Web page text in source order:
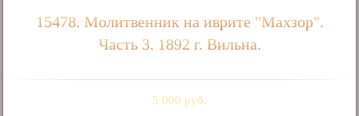
15478. Молитвенник на иврите "Махзор".
Часть 3. 1892 г. Вильна.
5 000 руб.